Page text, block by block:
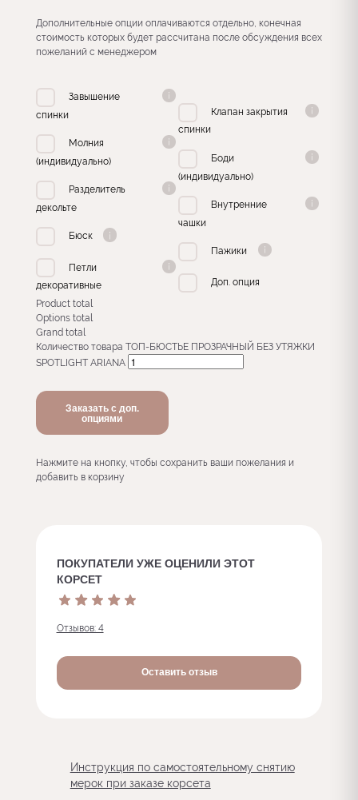
Инструкция по самостоятельному снятию
мерок при заказе корсета
Дополнительные опции оплачиваются отдельно, конечная
стоимость которых будет рассчитана после обсуждения всех
пожеланий с менеджером
Завышение
спинки
Молния
(индивидуально)
Разделитель
декольте
Бюск
Петли
декоративные
Клапан закрытия
спинки
Боди
(индивидуально)
Внутренние
чашки
Пажики
Доп. опция
Product total
Options total
Grand total
Количество товара ТОП-БЮСТЬЕ ПРОЗРАЧНЫЙ БЕЗ УТЯЖКИ
SPOTLIGHT ARIANA
Заказать с доп.
опциями
Нажмите на кнопку, чтобы сохранить ваши пожелания и
добавить в корзину
ПОКУПАТЕЛИ УЖЕ ОЦЕНИЛИ ЭТОТ
КОРСЕТ
Отзывов: 4
Оставить отзыв